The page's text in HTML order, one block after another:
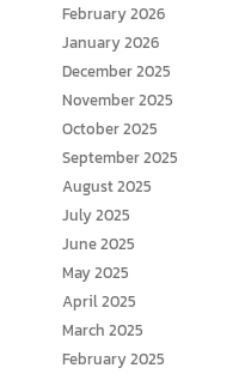
February 2026
January 2026
December 2025
November 2025
October 2025
September 2025
August 2025
July 2025
June 2025
May 2025
April 2025
March 2025
February 2025